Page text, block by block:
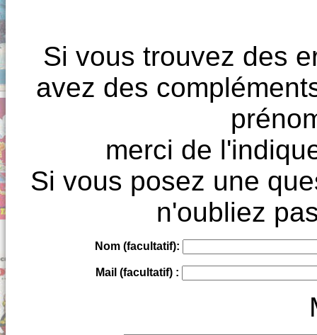
Si vous trouvez des
avez des
merci de
Si vous posez une
n'oubliez
Nom (facultatif):
Mail (facultatif) :